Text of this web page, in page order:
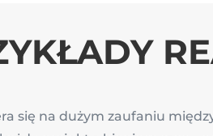
się na dużym zaufaniu